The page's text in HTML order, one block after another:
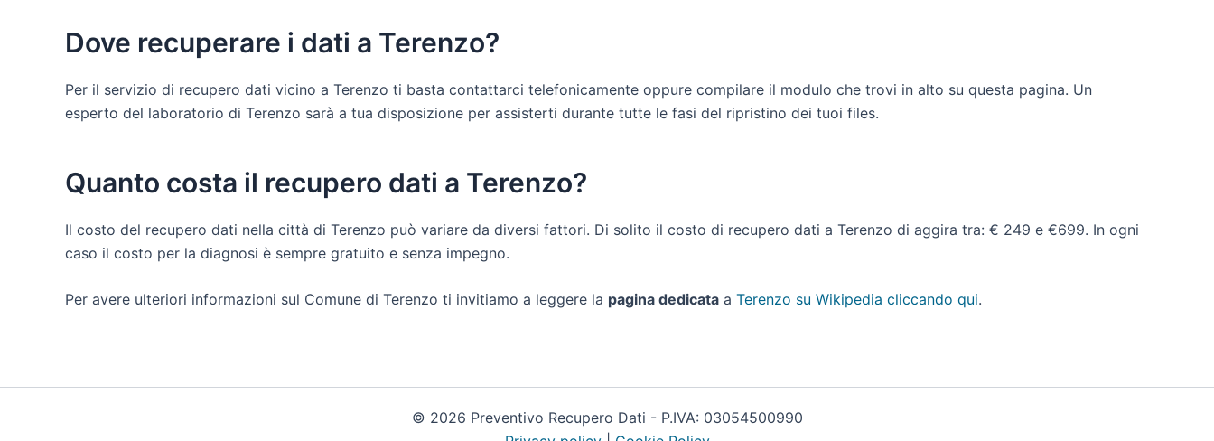
Dove recuperare i dati a Terenzo?
Per il servizio di recupero dati vicino a Terenzo ti basta contattarci telefonicamente oppure compilare il modulo che trovi in alto su questa pagina. Un
esperto del laboratorio di Terenzo sarà a tua disposizione per assisterti durante tutte le fasi del ripristino dei tuoi files.
Quanto costa il recupero dati a Terenzo?
Il costo del recupero dati nella città di Terenzo può variare da diversi fattori. Di solito il costo di recupero dati a Terenzo di aggira tra: € 249 e €699. In ogni
caso il costo per la diagnosi è sempre gratuito e senza impegno.
Per avere ulteriori informazioni sul Comune di Terenzo ti invitiamo a leggere la pagina dedicata a Terenzo su Wikipedia cliccando qui.
© 2026 Preventivo Recupero Dati - P.IVA: 03054500990